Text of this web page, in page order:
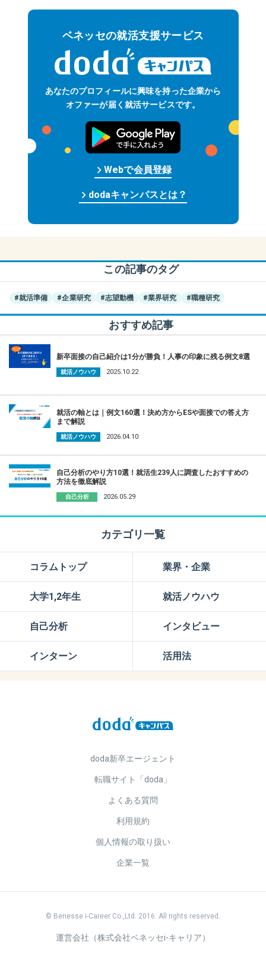
ベネッセの就活支援サービス
あなたのプロフィールに興味を持った企業から
オファーが届く 就活サービスです。
keyboard_arrow_rightdodaキャンパスとは？
keyboard_arrow_rightWebで会員登録
この記事のタグ
#就活準備 #企業研究 #志望動機 #業界研究 #職種研究
おすすめ記事
新卒面接の自己紹介は1分が勝負！人事の印象に残る例文8選
就活ノウハウ 2025.10.22
就活の軸とは｜例文160選！決め方からESや面接での答え方
まで解説
就活ノウハウ 2026.04.10
自己分析のやり方10選！就活生239人に調査したおすすめの
方法を徹底解説
自己分析 2026.05.29
カテゴリ一覧
コラムトップ
大学1,2年生
自己分析
インターン
業界・企業
就活ノウハウ
インタビュー
活用法
doda新卒エージェント
転職サイト「doda」
よくある質問
利用規約
個人情報の取り扱い
企業一覧
© Benesse i-Career Co.,Ltd. 2016. All rights reserved.
運営会社（株式会社ベネッセi-キャリア）